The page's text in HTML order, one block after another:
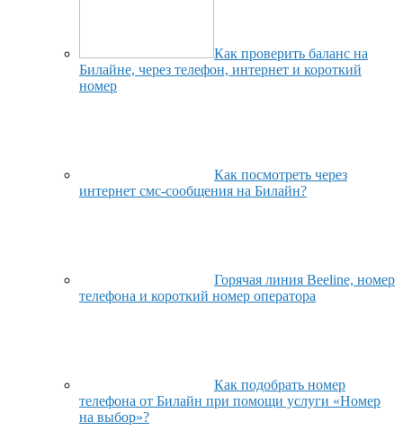
Как проверить баланс на
Билайне, через телефон, интернет и короткий
номер
Как посмотреть через
интернет смс-сообщения на Билайн?
Горячая линия Beeline, номер
телефона и короткий номер оператора
Как подобрать номер
телефона от Билайн при помощи услуги «Номер
на выбор»?